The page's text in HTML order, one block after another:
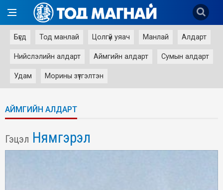
Бүгд Тод манлай Цолгүй уяач Манлай Алдарт
Нийслэлийн алдарт Аймгийн алдарт Сумын алдарт
Удам Морины зүтгэлтэн
АЙМГИЙН АЛДАРТ
Гэцэл Нямгэрэл